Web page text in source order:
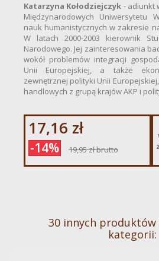
Katarzyna Kołodziejczyk - adiunkt
Międzynarodowych Uniwersytetu
nauk humanistycznych w zakresie
W latach 2000-2003 kierownik
Narodowego. Jej zainteresowania
wokół problemów integracji
Unii Europejskiej, a także
zewnętrznej polityki Unii
handlowych z grupą krajów AKP i
17,16 zł
-14% 19,95 złbrutto
30 innych produktów
kategorii: